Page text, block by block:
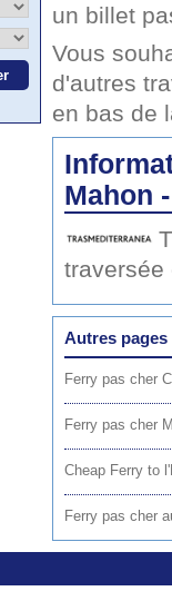
un billet
Vous
d'autres
en bas de
Mahon
traversée
Autres pages
Ferry pas cher
Ferry pas cher
Cheap Ferry to
Ferry pas cher